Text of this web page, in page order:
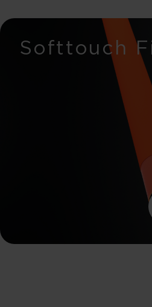
Carico di rottura
650n
Softtouch